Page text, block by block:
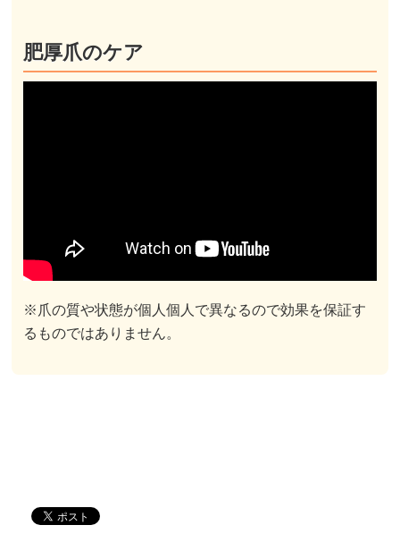
肥厚爪のケア
※爪の質や状態が個人個人で異なるので効果を保証す
るものではありません。